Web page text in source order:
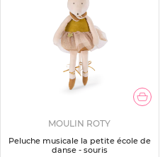
MOULIN ROTY
Peluche musicale la petite école de
danse - souris